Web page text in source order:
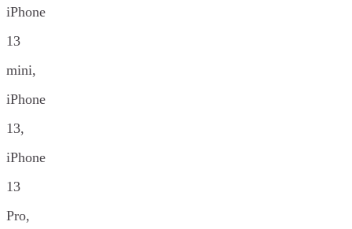
iPhone
13
mini,
iPhone
13,
iPhone
13
Pro,